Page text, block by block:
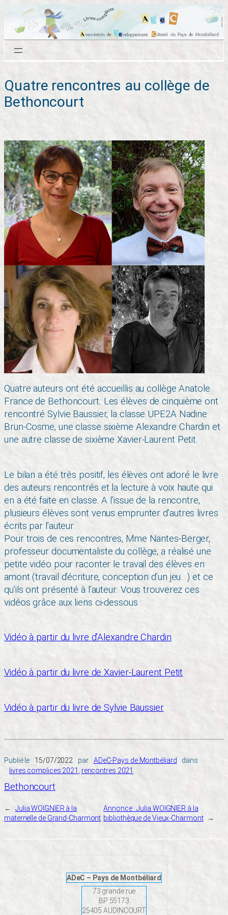
contenu
Quatre rencontres au collège de
Bethoncourt
Quatre auteurs ont été accueillis au collège Anatole
France de Bethoncourt. Les élèves de cinquième ont
rencontré Sylvie Baussier, la classe UPE2A Nadine
Brun-Cosme, une classe sixième Alexandre Chardin et
une autre classe de sixième Xavier-Laurent Petit.
Le bilan a été très positif, les élèves ont adoré le livre
des auteurs rencontrés et la lecture à voix haute qui
en a été faite en classe. A l’issue de la rencontre,
plusieurs élèves sont venus emprunter d’autres livres
écrits par l’auteur.
Pour trois de ces rencontres, Mme Nantes-Berger,
professeur documentaliste du collège, a réalisé une
petite vidéo pour raconter le travail des élèves en
amont (travail d’écriture, conception d’un jeu…) et ce
qu’ils ont présenté à l’auteur. Vous trouverez ces
vidéos grâce aux liens ci-dessous :
Vidéo à partir du livre d’Alexandre Chardin
Vidéo à partir du livre de Xavier-Laurent Petit
Vidéo à partir du livre de Sylvie Baussier
Publié le 15/07/2022 par ADeC-Pays de Montbéliard
dans
livres complices 2021
rencontres 2021
Bethoncourt
←
Julia WOIGNIER à la
maternelle de Grand-Charmont
Annonce : Julia WOIGNIER à la
bibliothèque de Vieux-Charmont →
ADeC – Pays de Montbéliard
73 grande rue
BP 55173
25405 AUDINCOURT